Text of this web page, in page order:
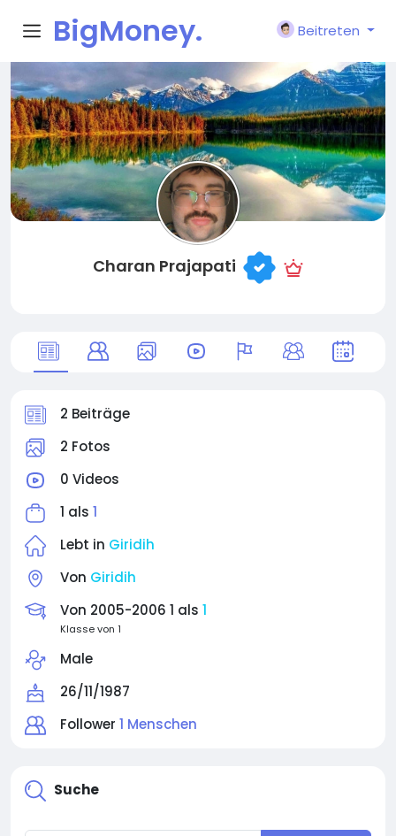
BigMoney.
VIP
Beitreten
Charan Prajapati
2 Beiträge
2 Fotos
0 Videos
1 als 1
Lebt in Giridih
Von Giridih
Von 2005-2006 1 als 1
Klasse von 1
Male
26/11/1987
Follower 1 Menschen
Suche